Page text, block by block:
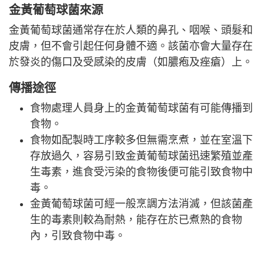
金黃葡萄球菌來源
金黃葡萄球菌通常存在於人類的鼻孔、咽喉、頭髮和
皮膚，但不會引起任何身體不適。該菌亦會大量存在
於發炎的傷口及受感染的皮膚（如膿疱及痤瘡）上。
傳播途徑
食物處理人員身上的金黃葡萄球菌有可能傳播到
食物。
食物如配製時工序較多但無需烹煮，並在室溫下
存放過久，容易引致金黃葡萄球菌迅速繁殖並產
生毒素，進食受污染的食物後便可能引致食物中
毒。
金黃葡萄球菌可經一般烹調方法消滅，但該菌產
生的毒素則較為耐熱，能存在於已煮熟的食物
內，引致食物中毒。